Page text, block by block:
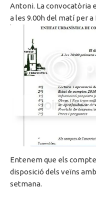
Antoni. La convocatòria
a les 9.00h del matí per a
Entenem que els
disposició dels veïns
setmana.